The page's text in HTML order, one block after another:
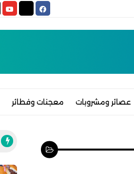
عصائر ومشروبات معجنات وفطائر